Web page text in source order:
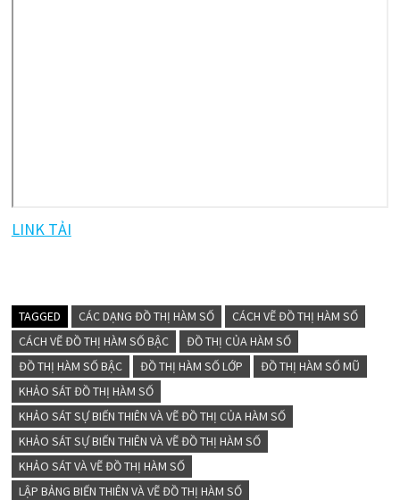
LINK TẢI
TAGGED CÁC DẠNG ĐỒ THỊ HÀM SỐ
CÁCH VẼ ĐỒ THỊ HÀM SỐ
CÁCH VẼ ĐỒ THỊ HÀM SỐ BẬC
ĐỒ THỊ CỦA HÀM SỐ
ĐỒ THỊ HÀM SỐ BẬC
ĐỒ THỊ HÀM SỐ LỚP
ĐỒ THỊ HÀM SỐ MŨ
KHẢO SÁT ĐỒ THỊ HÀM SỐ
KHẢO SÁT SỰ BIẾN THIÊN VÀ VẼ ĐỒ THỊ CỦA HÀM SỐ
KHẢO SÁT SỰ BIẾN THIÊN VÀ VẼ ĐỒ THỊ HÀM SỐ
KHẢO SÁT VÀ VẼ ĐỒ THỊ HÀM SỐ
LẬP BẢNG BIẾN THIÊN VÀ VẼ ĐỒ THỊ HÀM SỐ